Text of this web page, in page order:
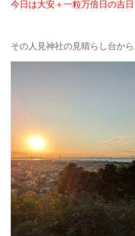
今日は大安＋一粒万倍日の吉日
その人見神社の見晴らし台か